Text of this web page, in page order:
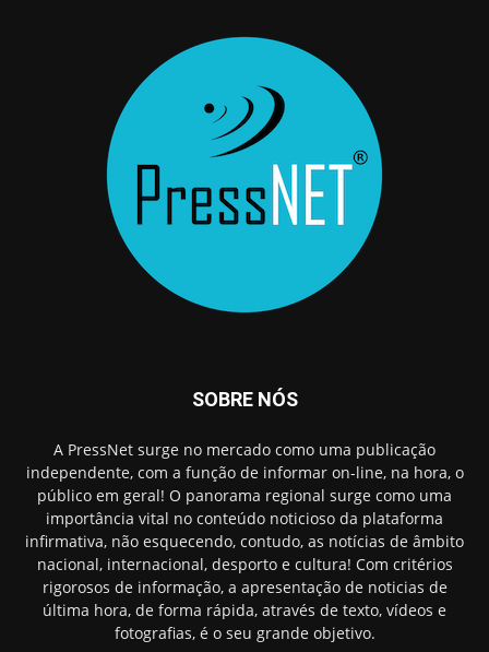
SOBRE NÓS
A PressNet surge no mercado como uma publicação
independente, com a função de informar on-line, na hora, o
público em geral! O panorama regional surge como uma
importância vital no conteúdo noticioso da plataforma
infirmativa, não esquecendo, contudo, as notícias de âmbito
nacional, internacional, desporto e cultura! Com critérios
rigorosos de informação, a apresentação de noticias de
última hora, de forma rápida, através de texto, vídeos e
fotografias, é o seu grande objetivo.